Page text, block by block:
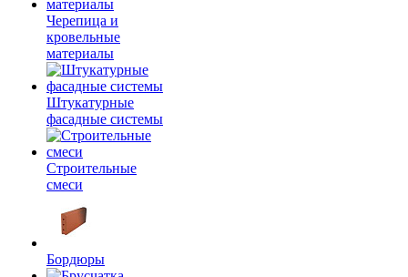
Черепица и
кровельные
материалы
Штукатурные
фасадные системы
Строительные
смеси
Бордюры